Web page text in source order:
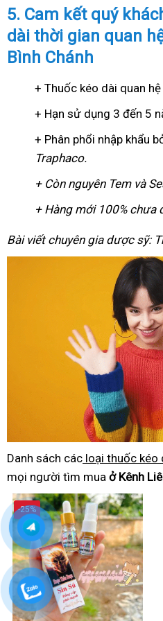
5. Cam kết quý
dài thời gian quan
Bình Chánh
+ Thuốc kéo dài quan
+ Hạn sử dụng 3 đến 5
+ Phân phổi nhập khẩu
Traphaco.
+ Còn nguyên Tem và
+ Hàng mới 100% chưa
Bài viết chuyên gia dược sỹ:
Danh sách các loại thuốc kéo
mọi người tìm mua ở Kênh
-25%